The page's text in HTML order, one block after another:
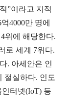
”이라고 지적
억4000만 명에
4위에 해당한다.
로 세계 7위다.
. 아세안은 인
절실하다. 인도
인터넷(IoT) 등